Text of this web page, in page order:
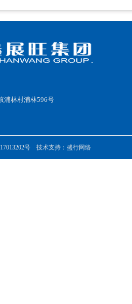
浦林村浦林596号
号 技术支持： 盛行网络